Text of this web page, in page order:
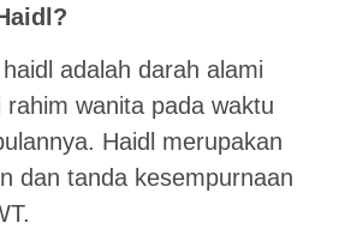
adalah darah alami
wanita pada waktu
Haidl merupakan
dan tanda kesempurnaan